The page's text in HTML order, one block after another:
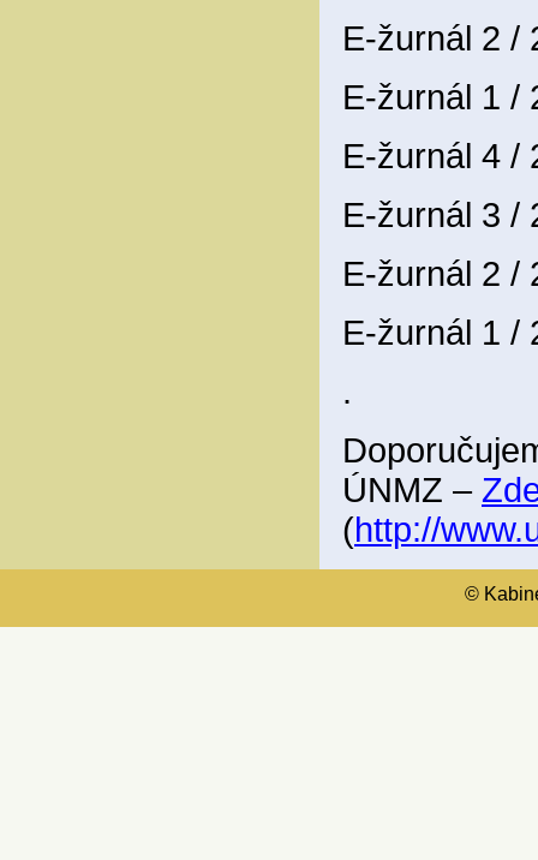
E-žurnál 2 /
E-žurnál 1 /
E-žurnál 4 /
E-žurnál 3 /
E-žurnál 2 /
E-žurnál 1 /
.
ÚNMZ –
(http://
©